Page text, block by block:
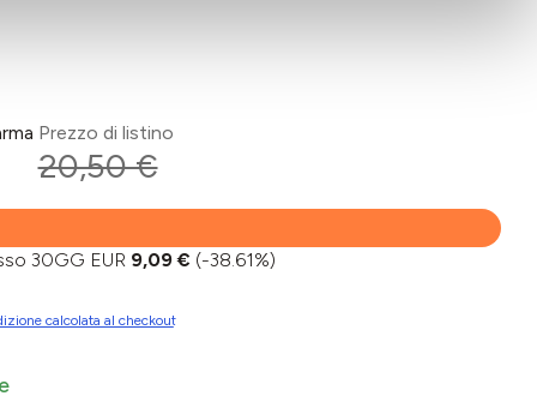
Prezzo di listino
20,50 €
30GG EUR 9,09 € (-38.61%)
calcolata al checkout